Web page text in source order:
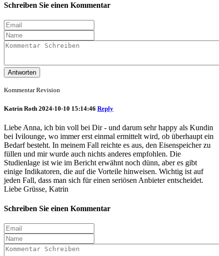
Schreiben Sie einen Kommentar
Antworten
Kommentar Revision
Katrin Roth 2024-10-10 15:14:46 Reply
Liebe Anna, ich bin voll bei Dir - und darum sehr happy als Kundin
bei Ivilounge, wo immer erst einmal ermittelt wird, ob überhaupt ein
Bedarf besteht. In meinem Fall reichte es aus, den Eisenspeicher zu
füllen und mir wurde auch nichts anderes empfohlen. Die
Studienlage ist wie im Bericht erwähnt noch dünn, aber es gibt
einige Indikatoren, die auf die Vorteile hinweisen. Wichtig ist auf
jeden Fall, dass man sich für einen seriösen Anbieter entscheidet.
Liebe Grüsse, Katrin
Schreiben Sie einen Kommentar